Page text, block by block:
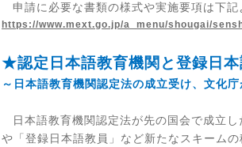
申請に必要な書類の様式や実施要項は下記
https://www.mext.go.jp/a_menu/shougai/
★認定日本語教育機関と登録日
～日本語教育機関認定法の成立受け、文化
日本語教育機関認定法が先の国会で成立
や「登録日本語教員」など新たなスキーム